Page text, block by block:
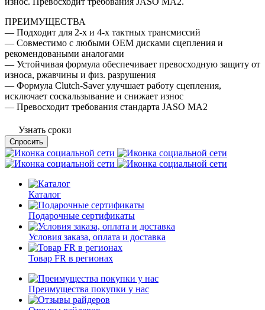
ПРЕИМУЩЕСТВА
— Подходит для 2-х и 4-х тактных трансмиссий
— Совместимо с любыми OEM дисками сцепления и
рекомендоваными аналогами
— Устойчивая формула обеспечивает превосходную защиту от
износа, ржавчины и физ. разрушения
— Формула Clutch-Saver улучшает работу сцепления,
исключает соскальзывание и снижает износ
— Превосходит требования стандарта JASO MA2
Узнать сроки
Спросить
Каталог
Подарочные сертификаты
Условия заказа, оплата и доставка
Товар FR в регионах
Преимущества покупки у нас